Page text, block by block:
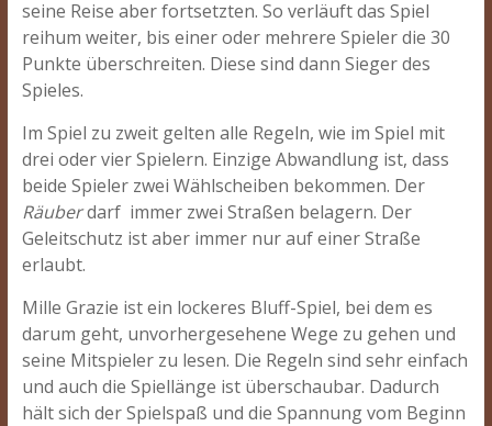
seine Reise aber fortsetzten. So verläuft das Spiel
reihum weiter, bis einer oder mehrere Spieler die 30
Punkte überschreiten. Diese sind dann Sieger des
Spieles.
Im Spiel zu zweit gelten alle Regeln, wie im Spiel mit
drei oder vier Spielern. Einzige Abwandlung ist, dass
beide Spieler zwei Wählscheiben bekommen. Der
Räuberdarf immer zwei Straßen belagern. Der
Geleitschutz ist aber immer nur auf einer Straße
erlaubt.
Mille Grazie ist ein lockeres Bluff-Spiel, bei dem es
darum geht, unvorhergesehene Wege zu gehen und
seine Mitspieler zu lesen. Die Regeln sind sehr einfach
und auch die Spiellänge ist überschaubar. Dadurch
hält sich der Spielspaß und die Spannung vom Beginn